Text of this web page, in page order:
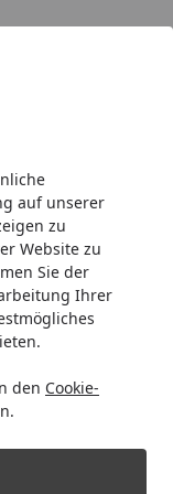
auf unserer
zu
Website zu
Sie der
Ihrer
den Cookie-